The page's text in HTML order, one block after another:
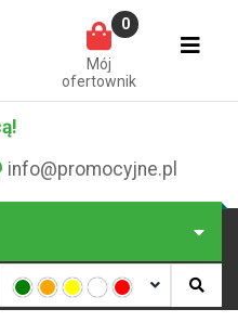
Mój
ofertownik
0
info@promocyjne.pl